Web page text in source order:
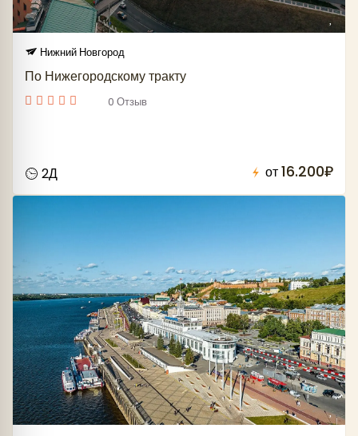
Нижний Новгород
По Нижегородскому тракту
0 Отзыв
2Д от16.200₽